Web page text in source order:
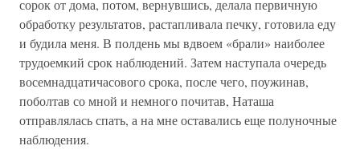
сорок от дома, потом, вернувшись, делала первичную
обработку результатов, растапливала печку, готовила еду
и будила меня. В полдень мы вдвоем «брали» наиболее
трудоемкий срок наблюдений. Затем наступала очередь
восемнадцатичасового срока, после чего, поужинав,
поболтав со мной и немного почитав, Наташа
отправлялась спать, а на мне оставались еще полуночные
наблюдения.